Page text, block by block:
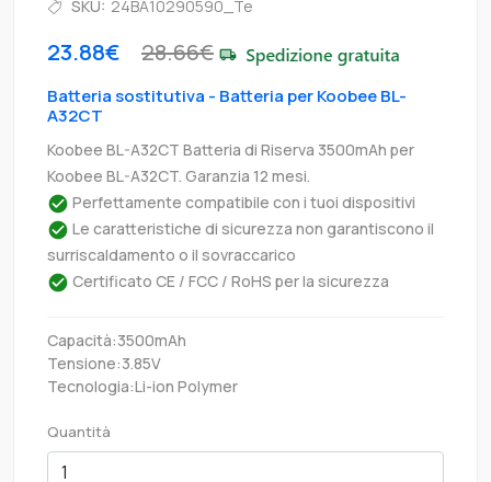
SKU: 24BA10290590_Te
23.88€ 28.66€
Batteria sostitutiva - Batteria per Koobee BL-
A32CT
Koobee BL-A32CT Batteria di Riserva 3500mAh per
Koobee BL-A32CT. Garanzia 12 mesi.
Perfettamente compatibile con i tuoi dispositivi
Le caratteristiche di sicurezza non garantiscono il
surriscaldamento o il sovraccarico
Certificato CE / FCC / RoHS per la sicurezza
Capacità:3500mAh
Tensione:3.85V
Tecnologia:Li-ion Polymer
Quantità